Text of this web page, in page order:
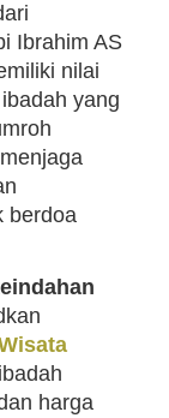
Ibrahim AS
nilai
yang
berdoa
harga